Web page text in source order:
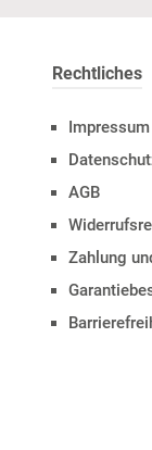
Rechtliches
Impressum
AGB
Zahlung